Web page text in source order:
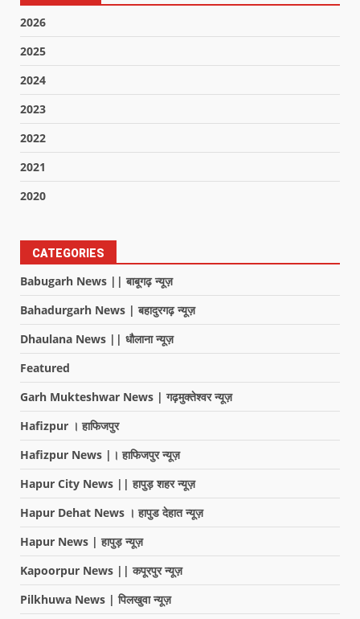
2026
2025
2024
2023
2022
2021
2020
CATEGORIES
Babugarh News || बाबूगढ़ न्यूज़
Bahadurgarh News | बहादुरगढ़ न्यूज़
Dhaulana News || धौलाना न्यूज़
Featured
Garh Mukteshwar News | गढ़मुक्तेश्वर न्यूज़
Hafizpur । हाफिजपुर
Hafizpur News |। हाफिजपुर न्यूज़
Hapur City News || हापुड़ शहर न्यूज़
Hapur Dehat News । हापुड देहात न्यूज़
Hapur News | हापुड़ न्यूज़
Kapoorpur News || कपूरपुर न्यूज़
Pilkhuwa News | पिलखुवा न्यूज़